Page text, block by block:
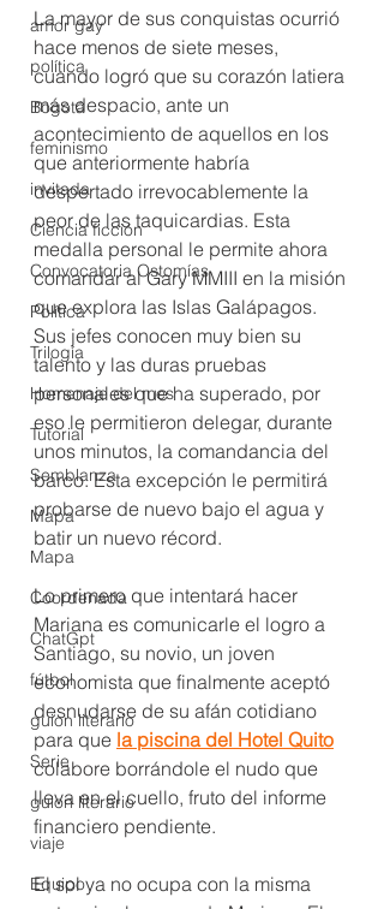
amor gay
política
Bogotá
feminismo
invitada
Ciencia ficción
Convocatoria Ostomías
Política
Trilogía
Homenaje del mes
Tutorial
Semblanza
Mapa
Mapa
Coordenada
ChatGpt
fútbol
guion literario
Serie
guion literario
viaje
Equipo
La mayor de sus conquistas ocurrió
hace menos de siete meses,
cuando logró que su corazón latiera
más despacio, ante un
acontecimiento de aquellos en los
que anteriormente habría
despertado irrevocablemente la
peor de las taquicardias. Esta
medalla personal le permite ahora
comandar al Gary MMIII en la misión
que explora las Islas Galápagos.
Sus jefes conocen muy bien su
talento y las duras pruebas
personales que ha superado, por
eso le permitieron delegar, durante
unos minutos, la comandancia del
barco. Esta excepción le permitirá
probarse de nuevo bajo el agua y
batir un nuevo récord.
Lo primero que intentará hacer
Mariana es comunicarle el logro a
Santiago, su novio, un joven
economista que finalmente aceptó
desnudarse de su afán cotidiano
para que la piscina del Hotel Quito
colabore borrándole el nudo que
lleva en el cuello, fruto del informe
financiero pendiente.
El sol ya no ocupa con la misma